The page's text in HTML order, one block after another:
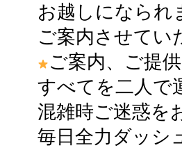
お越しになられ
ご案内させてい
ご案内、ご提
すべてを二人で
混雑時ご迷惑を
毎日全力ダッシ